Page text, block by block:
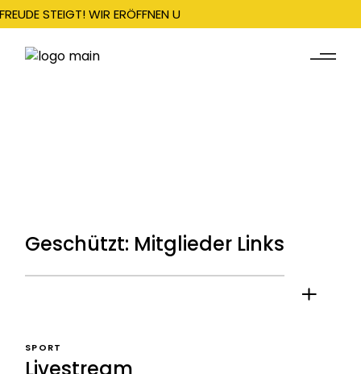
STEIGT! WIR ERÖFFNEN UNSERE SAISON AM 22.
Geschützt: Mitglieder Links
SPORT